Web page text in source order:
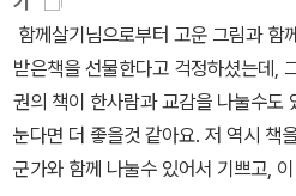
지.《삼성을 살다》(이은의, 사회평론,
녕》(앨리스 워커/이옥진 옮김, 마
TimetoOpenYourHeart
하타 큐 글·카바 유지 그림/편집부
리게 된 이상 2》(타카하타 큐 글·카
상, 2024.11.28.)《동네에서 소문난
가 맞는지 감이 없는 조카에겐 더 헷
더 좋아는데... SF소설/ 공상과학
던책. 출간되면서 정말 갖고 싶었지
읽었기 때문에 완독할수 있었던것
보고 싶은 책이기도 해요. 작가의 상
서는 바로 따라하고픈 따라쟁이라서
그런데 어쩌다 다시 책을 잡았는지.
난다.책에 등장하는 모든책을 다 따
다.빅토르 위고의 웃는 남자라.
들의 향연일세.하지만 나 아주 오랫만
서 행복하다.
함께살기님으로부터 고운 그림과 함
받은책을 선물한다고 걱정하셨는데,
권의 책이 한사람과 교감을 나눌수도
눈다면 더 좋을것 같아요. 저 역시 책
군가와 함께 나눌수 있어서 기쁘고,